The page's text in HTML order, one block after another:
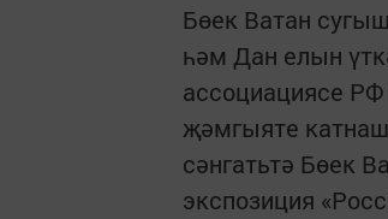
Бөек Ватан
һәм Дан елын
ассоциациясе
җәмгыяте
сәнгатьтә Бөек
экспозиция